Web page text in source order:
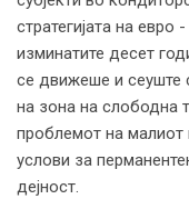
стратегијата на евро
изминатите десет
се движеше и сеуште
на зона на слободна
проблемот на
услови за
дејност.